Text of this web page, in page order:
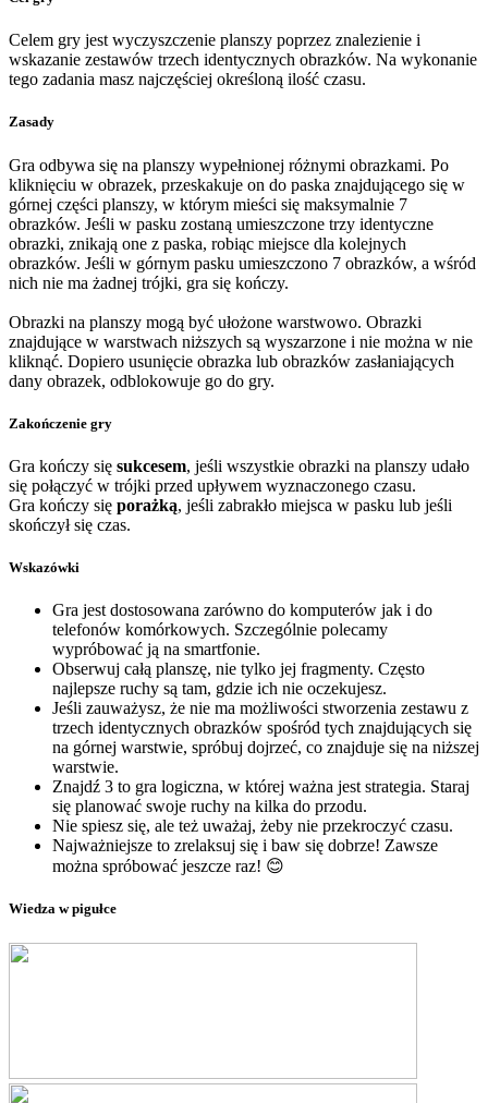
Celem gry jest wyczyszczenie planszy poprzez znalezienie i
wskazanie zestawów trzech identycznych obrazków. Na wykonanie
tego zadania masz najczęściej określoną ilość czasu.
Zasady
Gra odbywa się na planszy wypełnionej różnymi obrazkami. Po
kliknięciu w obrazek, przeskakuje on do paska znajdującego się w
górnej części planszy, w którym mieści się maksymalnie 7
obrazków. Jeśli w pasku zostaną umieszczone trzy identyczne
obrazki, znikają one z paska, robiąc miejsce dla kolejnych
obrazków. Jeśli w górnym pasku umieszczono 7 obrazków, a wśród
nich nie ma żadnej trójki, gra się kończy.
Obrazki na planszy mogą być ułożone warstwowo. Obrazki
znajdujące w warstwach niższych są wyszarzone i nie można w nie
kliknąć. Dopiero usunięcie obrazka lub obrazków zasłaniających
dany obrazek, odblokowuje go do gry.
Zakończenie gry
Gra kończy się sukcesem, jeśli wszystkie obrazki na planszy udało
się połączyć w trójki przed upływem wyznaczonego czasu.
Gra kończy się porażką, jeśli zabrakło miejsca w pasku lub jeśli
skończył się czas.
Wskazówki
Gra jest dostosowana zarówno do komputerów jak i do
telefonów komórkowych. Szczególnie polecamy
wypróbować ją na smartfonie.
Obserwuj całą planszę, nie tylko jej fragmenty. Często
najlepsze ruchy są tam, gdzie ich nie oczekujesz.
Jeśli zauważysz, że nie ma możliwości stworzenia zestawu z
trzech identycznych obrazków spośród tych znajdujących się
na górnej warstwie, spróbuj dojrzeć, co znajduje się na niższej
warstwie.
Znajdź 3 to gra logiczna, w której ważna jest strategia. Staraj
się planować swoje ruchy na kilka do przodu.
Nie spiesz się, ale też uważaj, żeby nie przekroczyć czasu.
Najważniejsze to zrelaksuj się i baw się dobrze! Zawsze
można spróbować jeszcze raz! 😊
Wiedza w pigułce